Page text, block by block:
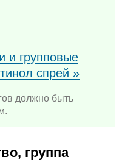
и групповые
спрей »
должно быть
группа